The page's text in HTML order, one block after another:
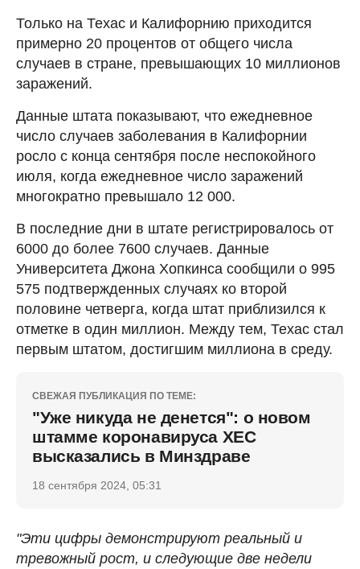
Только на Техас и Калифорнию приходится
примерно 20 процентов от общего числа
случаев в стране, превышающих 10 миллионов
заражений.
Данные штата показывают, что ежедневное
число случаев заболевания в Калифорнии
росло с конца сентября после неспокойного
июля, когда ежедневное число заражений
многократно превышало 12 000.
В последние дни в штате регистрировалось от
6000 до более 7600 случаев. Данные
Университета Джона Хопкинса сообщили о 995
575 подтвержденных случаях ко второй
половине четверга, когда штат приблизился к
отметке в один миллион. Между тем, Техас стал
первым штатом, достигшим миллиона в среду.
СВЕЖАЯ ПУБЛИКАЦИЯ ПО ТЕМЕ:
"Уже никуда не денется": о новом
штамме коронавируса ХЕС
высказались в Минздраве
18 сентября 2024, 05:31
"Эти цифры демонстрируют реальный и
тревожный рост, и следующие две недели